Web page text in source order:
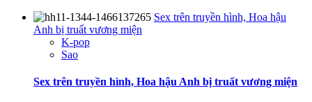
Sex trên truyền hình, Hoa hậu
Anh bị truất vương miện
K-pop
Sao
Sex trên truyền hình, Hoa hậu Anh bị truất vương miện